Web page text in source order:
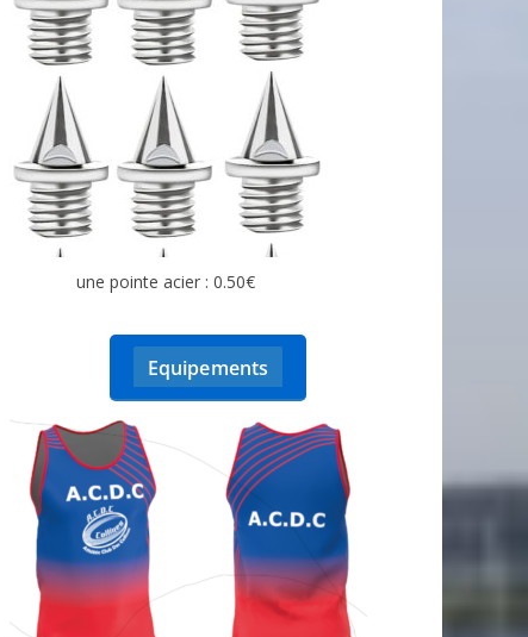
une pointe acier : 0.50€
Equipements